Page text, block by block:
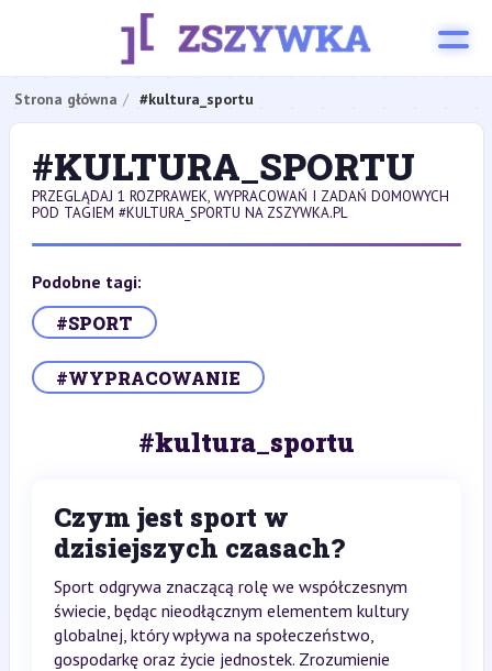
Strona główna #kultura_sportu
#KULTURA_SPORTU
PRZEGLĄDAJ 1 ROZPRAWEK, WYPRACOWAŃ I ZADAŃ DOMOWYCH
POD TAGIEM #KULTURA_SPORTU NA ZSZYWKA.PL
Podobne tagi:
#SPORT
#WYPRACOWANIE
#kultura_sportu
Czym jest sport w
dzisiejszych czasach?
Sport odgrywa znaczącą rolę we współczesnym
świecie, będąc nieodłącznym elementem kultury
globalnej, który wpływa na społeczeństwo,
gospodarkę oraz życie jednostek. Zrozumienie